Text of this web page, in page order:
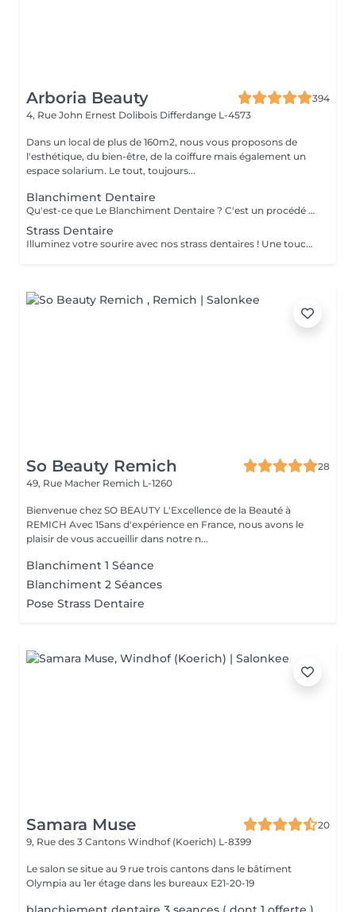
Arboria Beauty
394
4, Rue John Ernest Dolibois Differdange L-4573
Dans un local de plus de 160m2, nous vous proposons de
l'esthétique, du bien-être, de la coiffure mais également un
espace solarium. Le tout, toujours...
Blanchiment Dentaire
Qu'est-ce que Le Blanchiment Dentaire ? C'est un procédé qui utilise un gel blanchissant activé par une lumière avec une fréquence spécifique. Celui-ci agit sur l'émail et la dentine des dents sans affecter la structure de la dent. Le blanchiment dentaire est sûr, efficace et rapide. Pourquoi vos dents se colorent-elles ? Pour de nombreuses raisons. Les plus communes sont l'âge, la consommation de produits qui colorent les dents comme le café, le thé, les sodas, le tabac, etc. ou à cause d'un traumatisme. Pendant la période de croissance des dents, une prise régulière de tétracycline et d'autres antibiotiques peuvent également être à la base de ces décolorations. Est-ce sans danger ? La sécurité et l'efficacité du produit sont bien établies. Le produit est utilisé en toute sécurité depuis plusieurs années pour le traitement des gencives et des tissus mous. On évite l'utilisation chez les femmes enceintes ou qui allaitent. L'usage du tabac est contre-indiqué pendant le traitement de blanchiment. Certains patients éprouvent une augmentation temporaire de la sensibilité au froid pendant le traitement. Ces symptômes disparaissent entre 1 à 3 jours après la fin du traitement. Un blanchiment dentaire est-il efficace ? Oui. Le blanchiment dentaire permet d'enlever la plupart des tâches et des colorations causées par les aliments, le tabac, un traitement de canal ou le vieillissement naturel des dents. Une étude a démontré que l'utilisation de la lampe augmente l'efficacité du gel
Strass Dentaire
Illuminez votre sourire avec nos strass dentaires ! Une touche d'éclat pour une allure unique et tendance. Contactez-nous pour briller de mille feux !"
So Beauty Remich
28
49, Rue Macher Remich L-1260
Bienvenue chez SO BEAUTY L'Excellence de la Beauté à
REMICH Avec 15ans d'expérience en France, nous avons le
plaisir de vous accueillir dans notre n...
Blanchiment 1 Séance
Blanchiment 2 Séances
Pose Strass Dentaire
Samara Muse
20
9, Rue des 3 Cantons Windhof (Koerich) L-8399
Le salon se situe au 9 rue trois cantons dans le bâtiment
Olympia au 1er étage dans les bureaux E21-20-19